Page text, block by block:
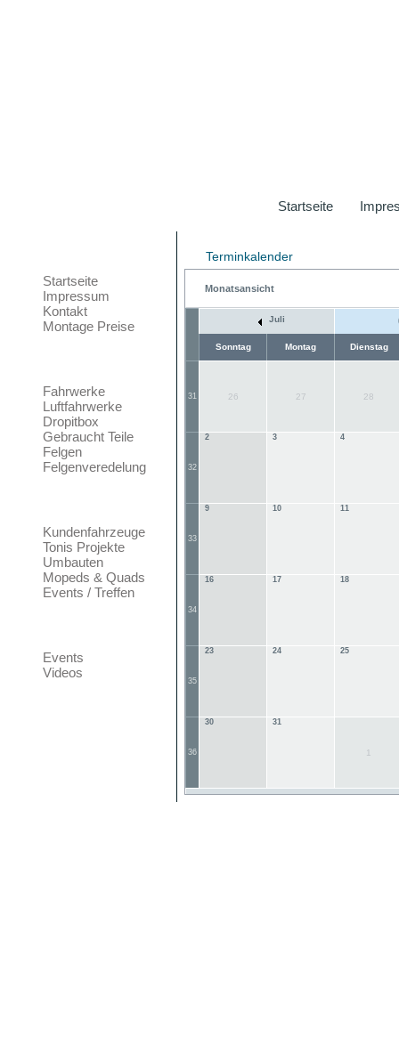
Startseite
Startseite
Impressum
Kontakt
Montage Preise
Fahrwerke
Luftfahrwerke
Dropitbox
Gebraucht Teile
Felgen
Felgenveredelung
Kundenfahrzeuge
Tonis Projekte
Umbauten
Mopeds & Quads
Events / Treffen
Events
Videos
Terminkalender
Monatsansicht
Juli
Sonntag Montag Dienstag
31 26 27 28
32
2 3 4
33
9 10 11
34
16 17 18
35
23 24 25
36
30 31
1